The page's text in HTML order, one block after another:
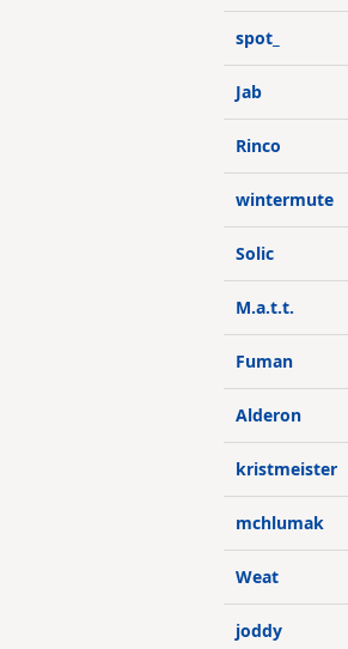
spot_
Jab
Rinco
wintermute
Solic
M.a.t.t.
Fuman
Alderon
kristmeister
mchlumak
Weat
joddy